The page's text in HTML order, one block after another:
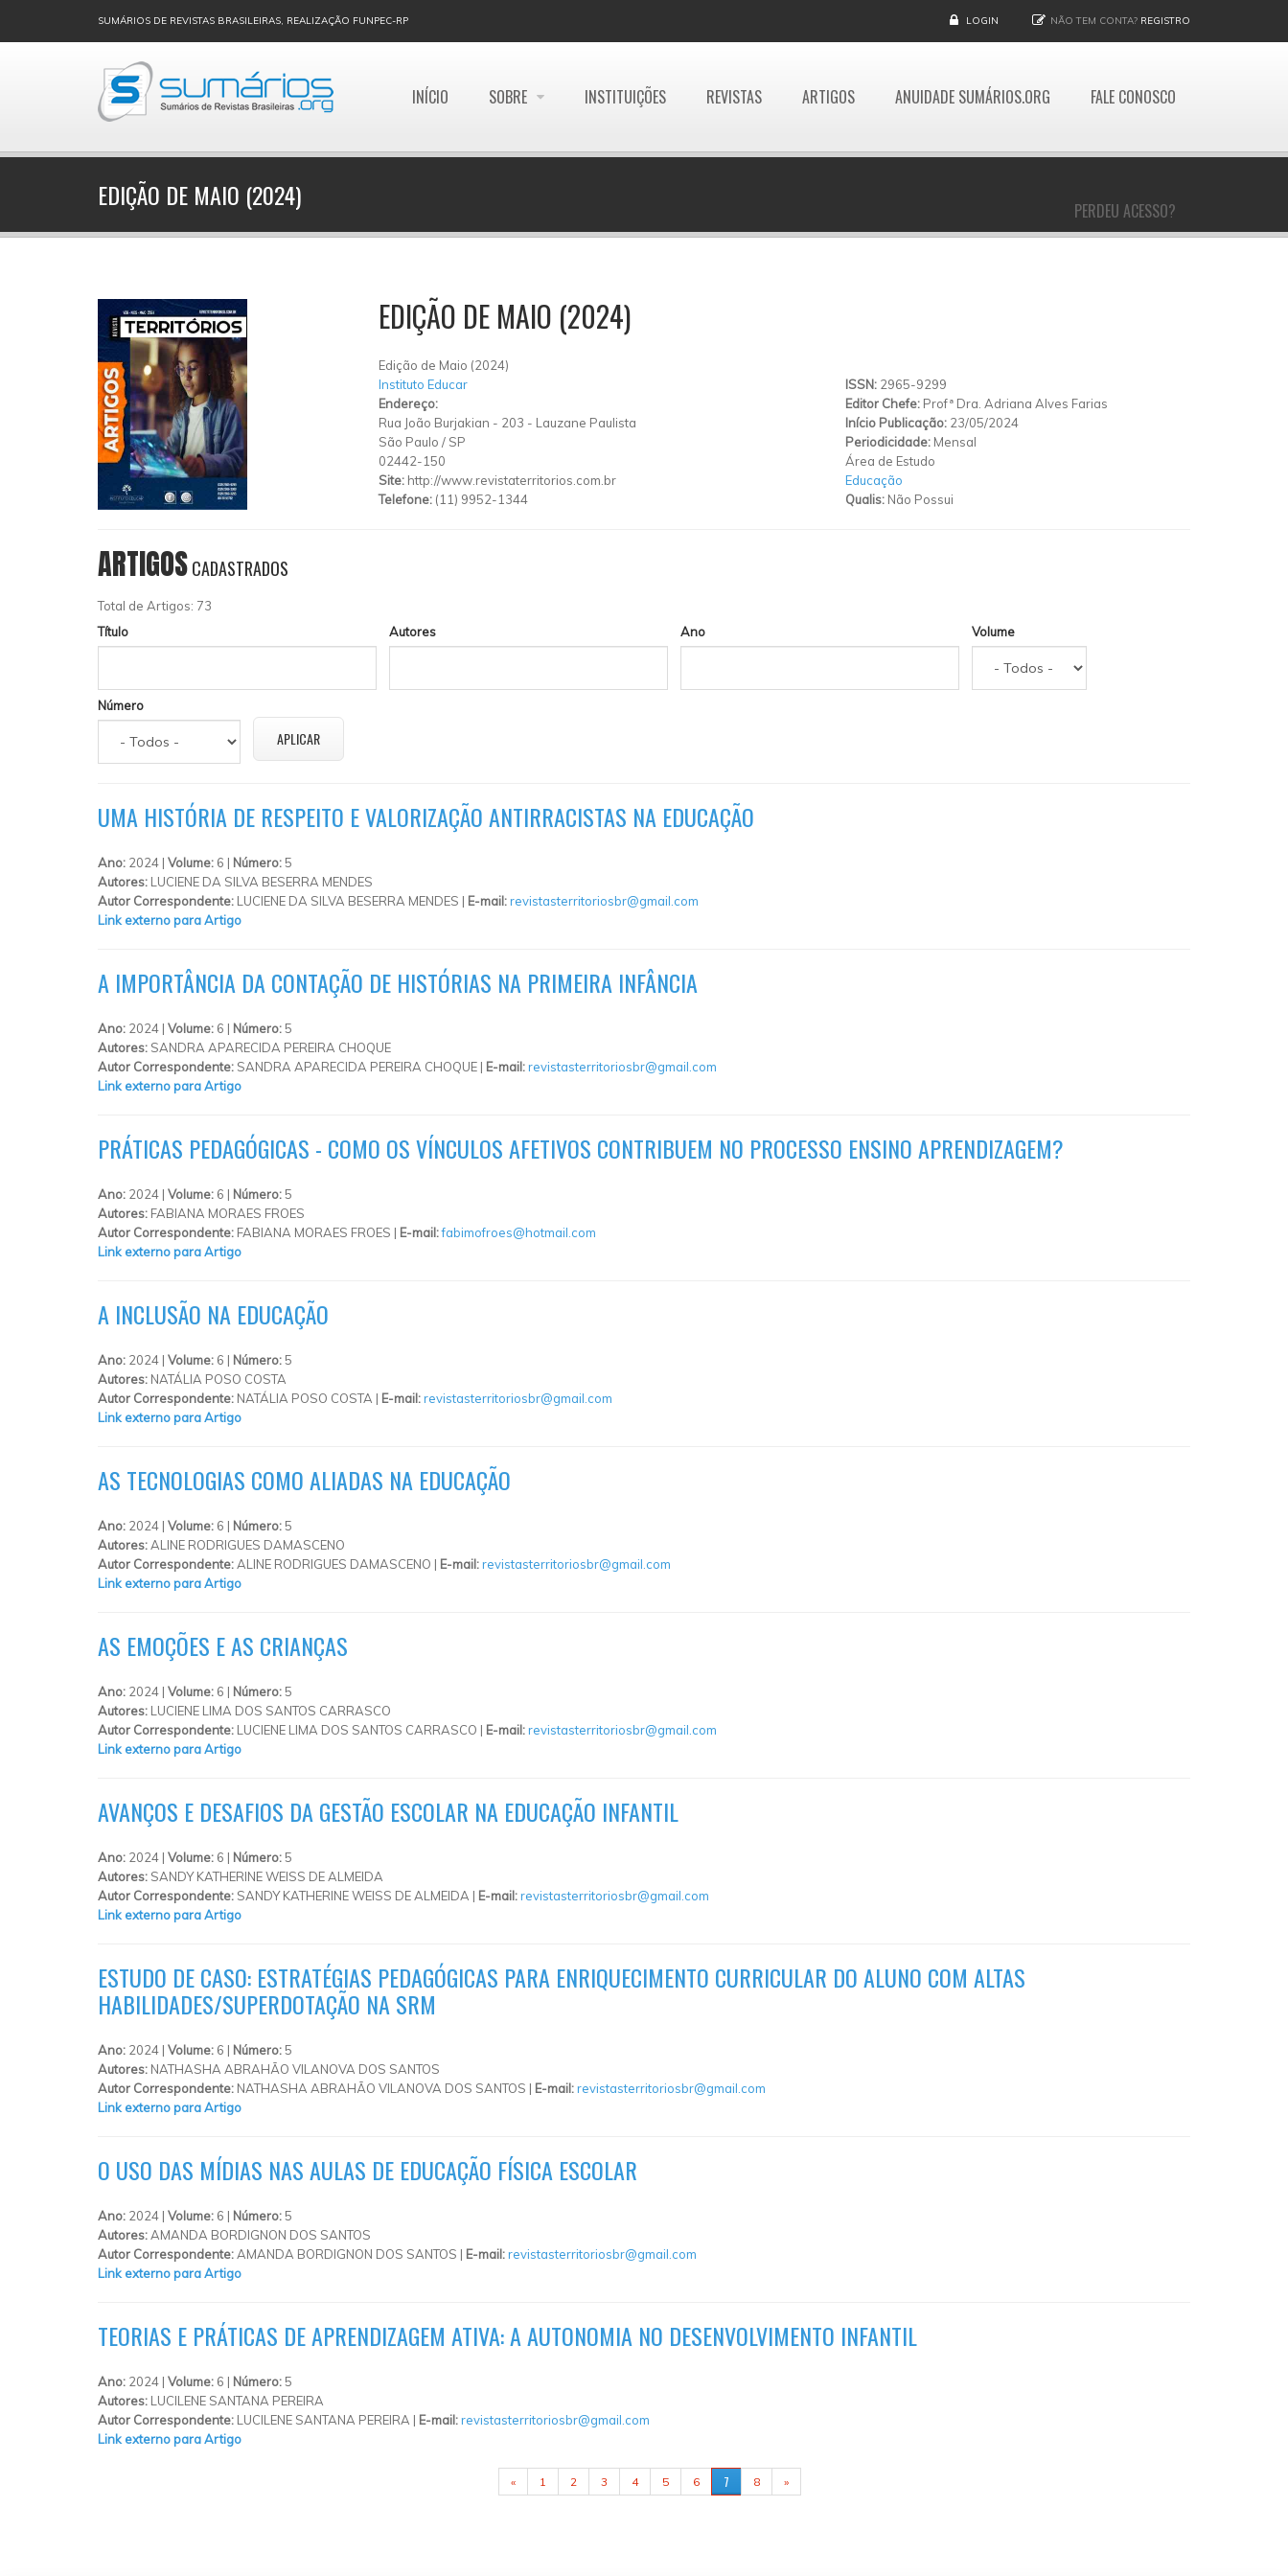
SUMÁRIOS DE REVISTAS BRASILEIRAS, REALIZAÇÃO FUNPEC-RP LOGIN NÃO TEM CONTA? REGISTRO
INÍCIO SOBRE INSTITUIÇÕES REVISTAS ARTIGOS ANUIDADE SUMÁRIOS.ORG FALE CONOSCO
PERDEU ACESSO?
EDIÇÃO DE MAIO (2024)
EDIÇÃO DE MAIO (2024)
Edição de Maio (2024)
Instituto Educar
Endereço:
Rua João Burjakian - 203 - Lauzane Paulista
São Paulo / SP
02442-150
Site: http://www.revistaterritorios.com.br
Telefone: (11) 9952-1344
ISSN: 2965-9299
Editor Chefe: Profª Dra. Adriana Alves Farias
Início Publicação: 23/05/2024
Periodicidade: Mensal
Área de Estudo
Educação
Qualis: Não Possui
ARTIGOSCADASTRADOS
Total de Artigos: 73
Título
Autores Ano Volume
Número
UMA HISTÓRIA DE RESPEITO E VALORIZAÇÃO ANTIRRACISTAS NA EDUCAÇÃO
Ano: 2024 | Volume: 6 | Número:5
Autores: LUCIENE DA SILVA BESERRA MENDES
Autor Correspondente: LUCIENE DA SILVA BESERRA MENDES | E-mail:revistasterritoriosbr@gmail.com
Link externo para Artigo
A IMPORTÂNCIA DA CONTAÇÃO DE HISTÓRIAS NA PRIMEIRA INFÂNCIA
Ano: 2024 | Volume: 6 | Número:5
Autores: SANDRA APARECIDA PEREIRA CHOQUE
Autor Correspondente: SANDRA APARECIDA PEREIRA CHOQUE | E-mail:revistasterritoriosbr@gmail.com
Link externo para Artigo
PRÁTICAS PEDAGÓGICAS - COMO OS VÍNCULOS AFETIVOS CONTRIBUEM NO PROCESSO ENSINO APRENDIZAGEM?
Ano: 2024 | Volume: 6 | Número:5
Autores: FABIANA MORAES FROES
Autor Correspondente: FABIANA MORAES FROES | E-mail:fabimofroes@hotmail.com
Link externo para Artigo
A INCLUSÃO NA EDUCAÇÃO
Ano: 2024 | Volume: 6 | Número:5
Autores: NATÁLIA POSO COSTA
Autor Correspondente: NATÁLIA POSO COSTA | E-mail:revistasterritoriosbr@gmail.com
Link externo para Artigo
AS TECNOLOGIAS COMO ALIADAS NA EDUCAÇÃO
Ano: 2024 | Volume: 6 | Número:5
Autores:ALINE RODRIGUES DAMASCENO
Autor Correspondente:ALINE RODRIGUES DAMASCENO | E-mail:revistasterritoriosbr@gmail.com
Link externo para Artigo
AS EMOÇÕES E AS CRIANÇAS
Ano: 2024 | Volume: 6 | Número:5
Autores: LUCIENE LIMA DOS SANTOS CARRASCO
Autor Correspondente: LUCIENE LIMA DOS SANTOS CARRASCO | E-mail:revistasterritoriosbr@gmail.com
Link externo para Artigo
AVANÇOS E DESAFIOS DA GESTÃO ESCOLAR NA EDUCAÇÃO INFANTIL
Ano: 2024 | Volume: 6 | Número:5
Autores: SANDY KATHERINE WEISS DE ALMEIDA
Autor Correspondente: SANDY KATHERINE WEISS DE ALMEIDA | E-mail:revistasterritoriosbr@gmail.com
Link externo para Artigo
ESTUDO DE CASO: ESTRATÉGIAS PEDAGÓGICAS PARA ENRIQUECIMENTO CURRICULAR DO ALUNO COM ALTAS
HABILIDADES/SUPERDOTAÇÃO NA SRM
Ano: 2024 | Volume: 6 | Número:5
Autores: NATHASHA ABRAHÃO VILANOVA DOS SANTOS
Autor Correspondente: NATHASHA ABRAHÃO VILANOVA DOS SANTOS | E-mail:revistasterritoriosbr@gmail.com
Link externo para Artigo
O USO DAS MÍDIAS NAS AULAS DE EDUCAÇÃO FÍSICA ESCOLAR
Ano: 2024 | Volume: 6 | Número:5
Autores:AMANDA BORDIGNON DOS SANTOS
Autor Correspondente:AMANDA BORDIGNON DOS SANTOS | E-mail:revistasterritoriosbr@gmail.com
Link externo para Artigo
TEORIAS E PRÁTICAS DE APRENDIZAGEM ATIVA: A AUTONOMIA NO DESENVOLVIMENTO INFANTIL
Ano: 2024 | Volume: 6 | Número:5
Autores: LUCILENE SANTANA PEREIRA
Autor Correspondente: LUCILENE SANTANA PEREIRA | E-mail:revistasterritoriosbr@gmail.com
Link externo para Artigo
« 1 2 3 4 5 6 7 8 »